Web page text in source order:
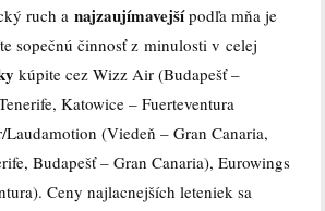
ruch anajzaujímavejšípodľa mňa je
sopečnú činnosť z minulosti v celej
kúpite cez Wizz Air (Budapešť –
Katowice – Fuerteventura
Laudamotion (Viedeň – Gran Canaria,
Budapešť – Gran Canaria), Eurowings
Ceny najlacnejších leteniek sa